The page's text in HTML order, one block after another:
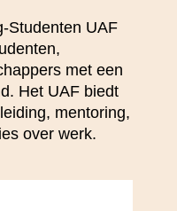
Studenten UAF
met een
Het UAF biedt
mentoring,
over werk.